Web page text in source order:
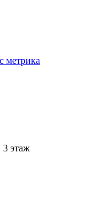
метрика
3 этаж